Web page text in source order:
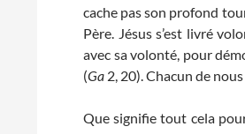
cache pas son profond
Père. Jésus s’est livré
avec sa volonté, pour
(Ga 2, 20). Chacun de
Que signifie tout cela